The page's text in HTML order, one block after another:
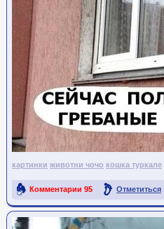
картинки животни чочо кошка туркале
Комментарии 95 Отметиться
Ссылка на пост